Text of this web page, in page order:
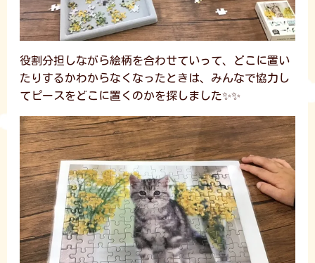
役割分担しながら絵柄を合わせていって、どこに置い
たりするかわからなくなったときは、みんなで協力し
てピースをどこに置くのかを探しました✨✨